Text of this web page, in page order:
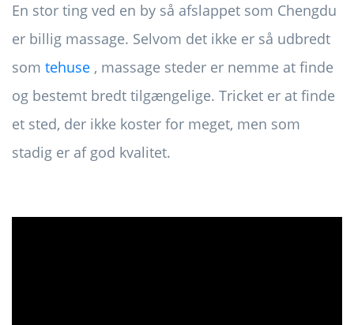
En stor ting ved en by så afslappet som Chengdu
er billig massage. Selvom det ikke er så udbredt
som tehuse , massage steder er nemme at finde
og bestemt bredt tilgængelige. Tricket er at finde
et sted, der ikke koster for meget, men som
stadig er af god kvalitet.